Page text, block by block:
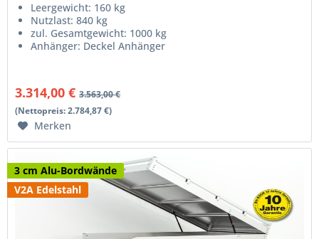
Leergewicht: 160 kg
Nutzlast: 840 kg
zul. Gesamtgewicht: 1000 kg
Anhänger: Deckel Anhänger
3.314,00 € 3.563,00 €
(Nettopreis: 2.784,87 €)
Merken
3 cm Alu-Bordwände
V2A Edelstahl